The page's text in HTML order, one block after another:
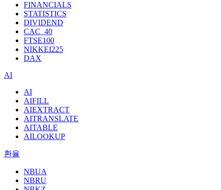
FINANCIALS
STATISTICS
DIVIDEND
CAC_40
FTSE100
NIKKEI225
DAX
AI
AI
AIFILL
AIEXTRACT
AITRANSLATE
AITABLE
AILOOKUP
환율
NBUA
NBRU